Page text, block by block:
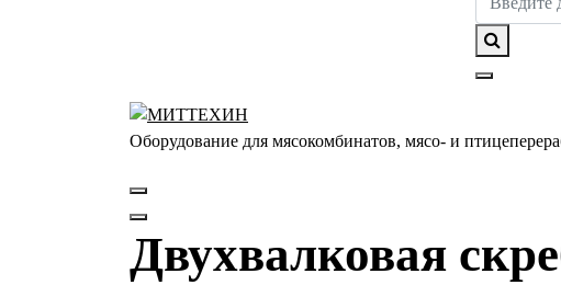
Оборудование для мясокомбинатов, мясо- и
Двухвалковая